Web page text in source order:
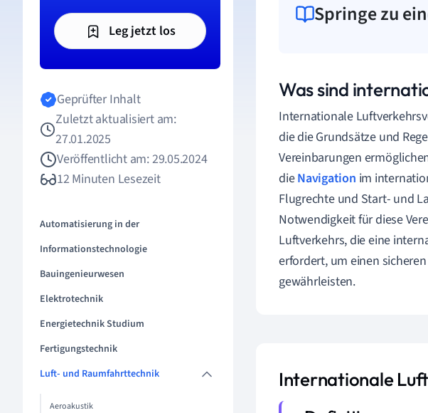
Leg jetzt los
Geprüfter Inhalt
Zuletzt aktualisiert am:
27.01.2025
Veröffentlicht am: 29.05.2024
12 Minuten Lesezeit
Automatisierung in der
Informationstechnologie
Bauingenieurwesen
Elektrotechnik
Energietechnik Studium
Fertigungstechnik
Luft- und Raumfahrttechnik
Aeroakustik
Springe zu
Was sind
Internationale
die die Grundsätze und
Vereinbarungen
dieNavigation im
Flugrechte und Start- und
Notwendigkeit für diese
Luftverkehrs, die eine
erfordert, um einen
gewährleisten.
Internationale